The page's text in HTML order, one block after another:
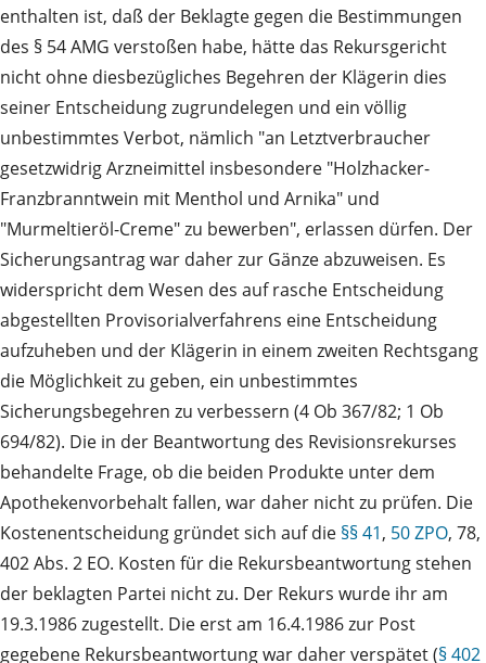
enthalten ist, daß der Beklagte gegen die Bestimmungen
des § 54 AMG verstoßen habe, hätte das Rekursgericht
nicht ohne diesbezügliches Begehren der Klägerin dies
seiner Entscheidung zugrundelegen und ein völlig
unbestimmtes Verbot, nämlich "an Letztverbraucher
gesetzwidrig Arzneimittel insbesondere "Holzhacker-
Franzbranntwein mit Menthol und Arnika" und
"Murmeltieröl-Creme" zu bewerben", erlassen dürfen. Der
Sicherungsantrag war daher zur Gänze abzuweisen. Es
widerspricht dem Wesen des auf rasche Entscheidung
abgestellten Provisorialverfahrens eine Entscheidung
aufzuheben und der Klägerin in einem zweiten Rechtsgang
die Möglichkeit zu geben, ein unbestimmtes
Sicherungsbegehren zu verbessern (4 Ob 367/82; 1 Ob
694/82). Die in der Beantwortung des Revisionsrekurses
behandelte Frage, ob die beiden Produkte unter dem
Apothekenvorbehalt fallen, war daher nicht zu prüfen. Die
Kostenentscheidung gründet sich auf die §§ 41, 50 ZPO, 78,
402 Abs. 2 EO. Kosten für die Rekursbeantwortung stehen
der beklagten Partei nicht zu. Der Rekurs wurde ihr am
19.3.1986 zugestellt. Die erst am 16.4.1986 zur Post
gegebene Rekursbeantwortung war daher verspätet (§ 402